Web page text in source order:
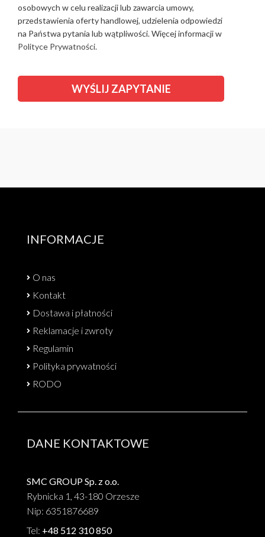
osobowych w celu realizacji lub zawarcia umowy,
przedstawienia oferty handlowej, udzielenia odpowiedzi
na Państwa pytania lub wątpliwości. Więcej informacji w
Polityce Prywatności.
INFORMACJE
O nas
Kontakt
Dostawa i płatności
Reklamacje i zwroty
Regulamin
Polityka prywatności
RODO
DANE KONTAKTOWE
SMC GROUP Sp. z o.o.
Rybnicka 1, 43-180 Orzesze
Nip: 6351876689
Tel: +48 512 310 850